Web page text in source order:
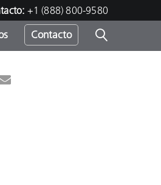
+1 (888) 800-9580
Contacto